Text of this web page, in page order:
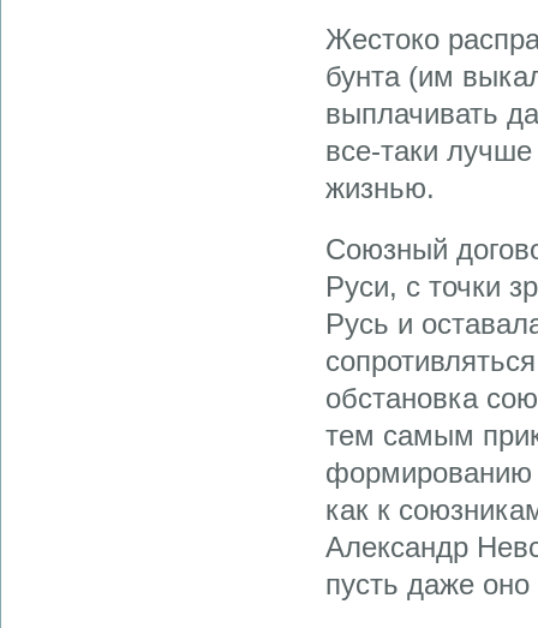
Жестоко
бунта (им
выплачивать
все-таки
жизнью.
Союзный
Руси, с точки
Русь и
обстановка
тем самым
формированию
как к
Александр
пусть даже